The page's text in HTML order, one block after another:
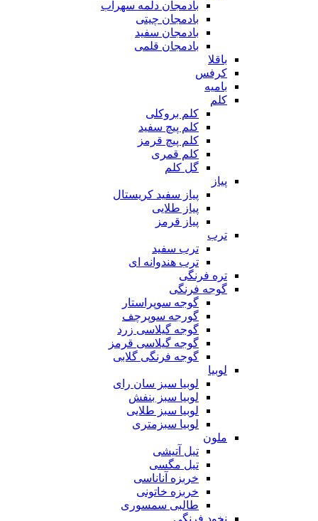
بادمجان دلمه سهراب
بادمجان چیتی
بادمجان سفید
بادمجان قلمی
باقلا
کرفس
بامیه
کلم
کلم بروکلی
کلم پیچ سفید
کلم پیچ قرمز
کلم قمری
گل کلم
پیاز
پیاز سفید کریستال
پیاز طلایی
پیاز قرمز
ترب
ترب سفید
ترب هندوانه ای
تره فرنگی
گوجه فرنگی
گوجه سوپراستار
گورجه سوپرچف
گوجه گیلاسی زرد
گوجه گیلاسی قرمز
گوجه فرنگی گلابی
لوبیا
لوبیا سبز سان رای
لوبیا سبز بنفش
لوبیا سبز طلایی
لوبیا سبزمتری
ملون
تیل آتیشی
تیل مگسی
خربزه آناناسی
خربزه خاتونی
طالبی سمسوری